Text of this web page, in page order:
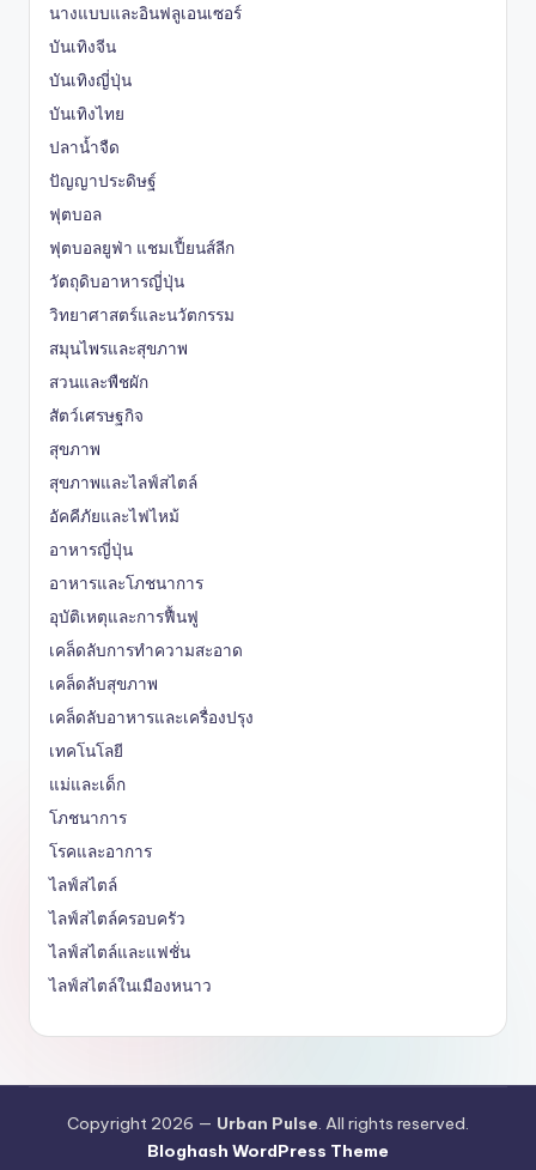
นางแบบและอินฟลูเอนเซอร์
บันเทิงจีน
บันเทิงญี่ปุ่น
บันเทิงไทย
ปลาน้ำจืด
ปัญญาประดิษฐ์
ฟุตบอล
ฟุตบอลยูฟ่า แชมเปี้ยนส์ลีก
วัตถุดิบอาหารญี่ปุ่น
วิทยาศาสตร์และนวัตกรรม
สมุนไพรและสุขภาพ
สวนและพืชผัก
สัตว์เศรษฐกิจ
สุขภาพ
สุขภาพและไลฟ์สไตล์
อัคคีภัยและไฟไหม้
อาหารญี่ปุ่น
อาหารและโภชนาการ
อุบัติเหตุและการฟื้นฟู
เคล็ดลับการทำความสะอาด
เคล็ดลับสุขภาพ
เคล็ดลับอาหารและเครื่องปรุง
เทคโนโลยี
แม่และเด็ก
โภชนาการ
โรคและอาการ
ไลฟ์สไตล์
ไลฟ์สไตล์ครอบครัว
ไลฟ์สไตล์และแฟชั่น
ไลฟ์สไตล์ในเมืองหนาว
Copyright 2026 — Urban Pulse. All rights reserved.
Bloghash WordPress Theme